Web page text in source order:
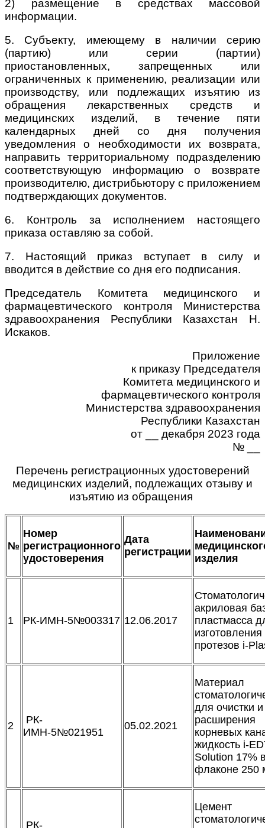
2) размещение в средствах массовой
информации.
5. Субъекту, имеющему в наличии серию
(партию) или серии (партии)
приостановленных, запрещенных или
ограниченных к применению, реализации или
производству, или подлежащих изъятию из
обращения лекарственных средств и
медицинских изделий, в течение пяти
календарных дней со дня получения
уведомления о необходимости их возврата,
направить территориальному подразделению
соответствующую информацию о возврате
производителю, дистрибьютору с приложением
подтверждающих документов.
6. Контроль за исполнением настоящего
приказа оставляю за собой.
7. Настоящий приказ вступает в силу и
вводится в действие со дня его подписания.
Председатель Комитета медицинского и
фармацевтического контроля Министерства
здравоохранения Республики Казахстан Н.
Искаков.
Приложение
к приказу Председателя
Комитета медицинского и
фармацевтического контроля
Министерства здравоохранения
Республики Казахстан
от __ декабря 2023 года
№ __
Перечень регистрационных удостоверений
медицинских изделий, подлежащих отзыву и
изъятию из обращения
№
Номер
регистрационного
удостоверения
Дата
регистрации
изделия
1 РК-ИМН-5№003317 12.06.2017
акриловая
пластмасса
изготовления
протезов i-
2
РК-
ИМН-5№021951
05.02.2021
Материал
для очистки и
расширения
корневых
жидкость i-
Solution 17%
флаконе 250
РК-
Цемент